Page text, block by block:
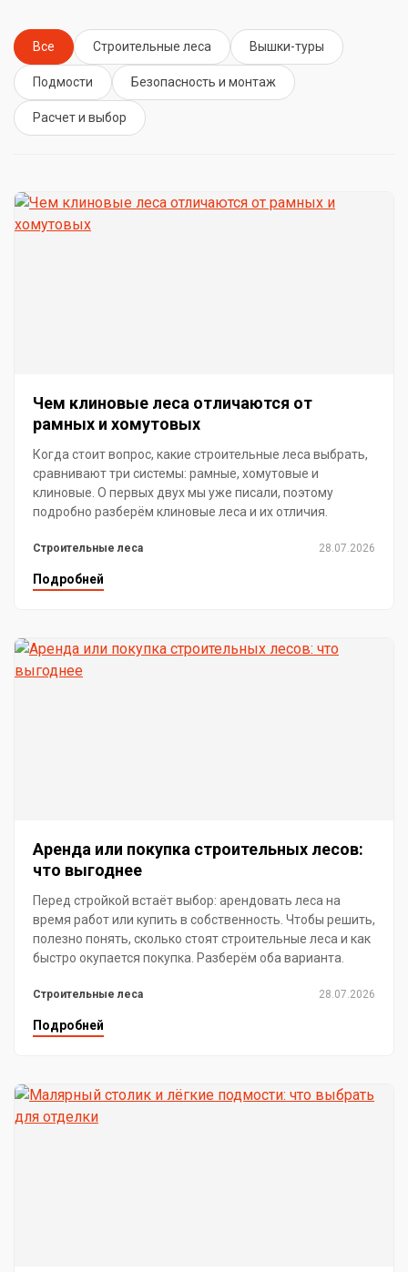
Все Строительные леса Вышки-туры
Подмости Безопасность и монтаж
Расчет и выбор
Чем клиновые леса отличаются от
рамных и хомутовых
Когда стоит вопрос, какие строительные леса выбрать,
сравнивают три системы: рамные, хомутовые и
клиновые. О первых двух мы уже писали, поэтому
подробно разберём клиновые леса и их отличия.
Строительные леса 28.07.2026
Подробней
Аренда или покупка строительных лесов:
что выгоднее
Перед стройкой встаёт выбор: арендовать леса на
время работ или купить в собственность. Чтобы решить,
полезно понять, сколько стоят строительные леса и как
быстро окупается покупка. Разберём оба варианта.
Строительные леса 28.07.2026
Подробней